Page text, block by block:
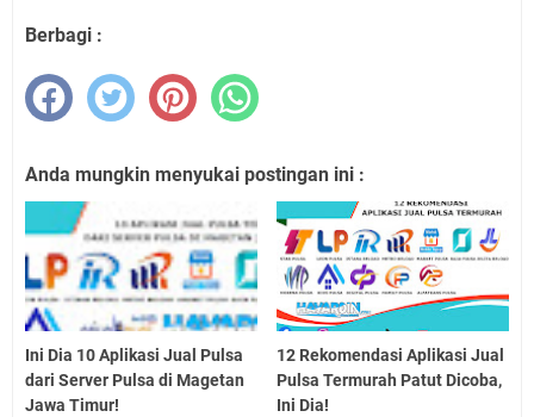
Berbagi :
Anda mungkin menyukai postingan ini :
Ini Dia 10 Aplikasi Jual Pulsa
dari Server Pulsa di Magetan
Jawa Timur!
12 Rekomendasi Aplikasi Jual
Pulsa Termurah Patut Dicoba,
Ini Dia!